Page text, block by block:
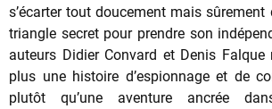
s’écarter tout doucement mais sûrement
triangle secret pour prendre son
auteurs Didier Convard et Denis
plus une histoire d’espionnage et de
plutôt qu’une aventure ancrée